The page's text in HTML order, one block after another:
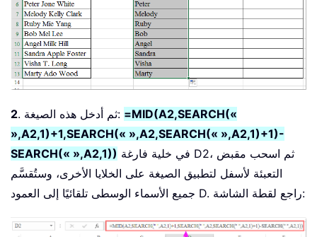
2 . ثم أدخل هذه الصيغة: =MID(A2,SEARCH(«
»,A2,1)+1,SEARCH(« »,A2,SEARCH(« »,A2,1)+1)-
SEARCH(« »,A2,1))
التعبئة لأسفل لتطبيق الصيغة على الخلايا الأخرى، وستُقسَّم
جميع الأسماء الوسطى تلقائيًا إلى العمود D. راجع لقطة الشاشة: